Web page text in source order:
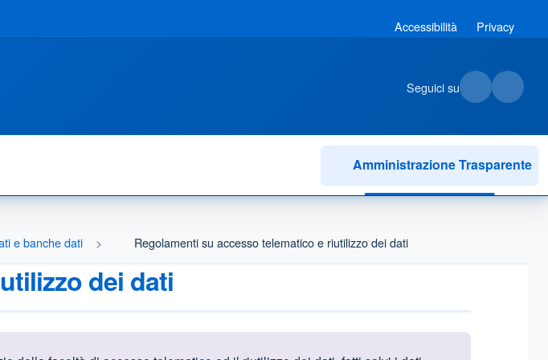
Accessibilità Privacy
Seguici su
Amministrazione Trasparente
e banche dati Regolamenti su accesso telematico e riutilizzo dei dati
dei dati